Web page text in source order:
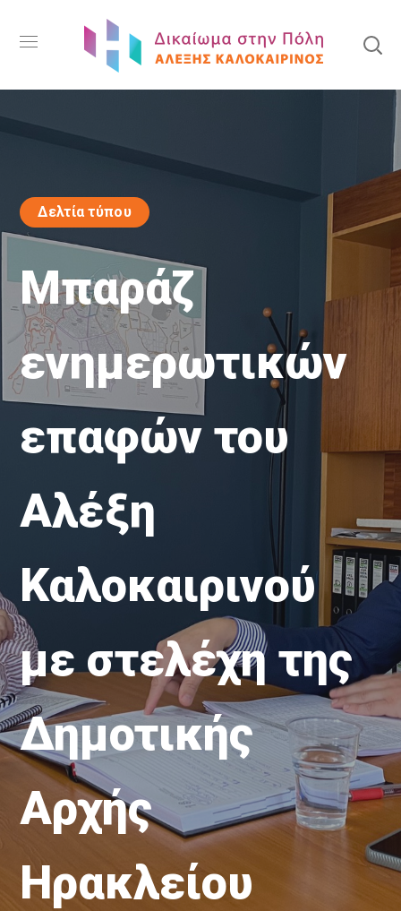
Δελτία τύπου
Μπαράζ
ενημερωτικών
επαφών του
Αλέξη
Καλοκαιρινού
με στελέχη της
Δημοτικής
Αρχής
Ηρακλείου